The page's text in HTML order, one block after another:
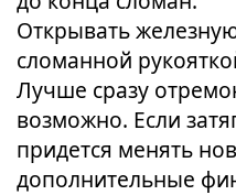
Открывать
сломанной
Лучше сразу
возможно. Если
придется менять
дополнительные